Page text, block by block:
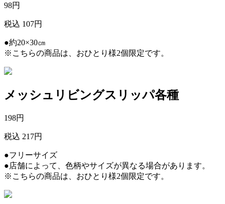
98円
税込 107円
●約20×30㎝
※こちらの商品は、おひとり様2個限定です。
メッシュリビングスリッパ各種
198円
税込 217円
●フリーサイズ
●店舗によって、色柄やサイズが異なる場合があります。
※こちらの商品は、おひとり様2個限定です。